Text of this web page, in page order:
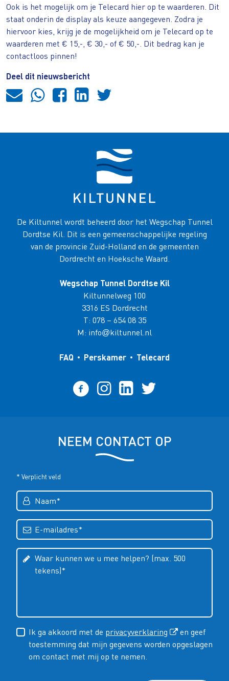
Ook is het mogelijk om je Telecard hier op te waarderen. Dit
staat onderin de display als keuze aangegeven. Zodra je
hiervoor kies, krijg je de mogelijkheid om je Telecard op te
waarderen met € 15,-, € 30,- of € 50,-. Dit bedrag kan je
contactloos pinnen!
Deel dit nieuwsbericht
De Kiltunnel wordt beheerd door het Wegschap Tunnel
Dordtse Kil. Dit is een gemeenschappelijke regeling
van de provincie Zuid-Holland en de gemeenten
Dordrecht en Hoeksche Waard.
Wegschap Tunnel Dordtse Kil
Kiltunnelweg 100
3316 ES Dordrecht
T: 078 – 654 08 35
M: info@kiltunnel.nl
FAQ Perskamer Telecard
NEEM CONTACT OP
* Verplicht veld
Ik ga akkoord met de privacyverklaring
en geef
toestemming dat mijn gegevens worden opgeslagen
om contact met mij op te nemen.